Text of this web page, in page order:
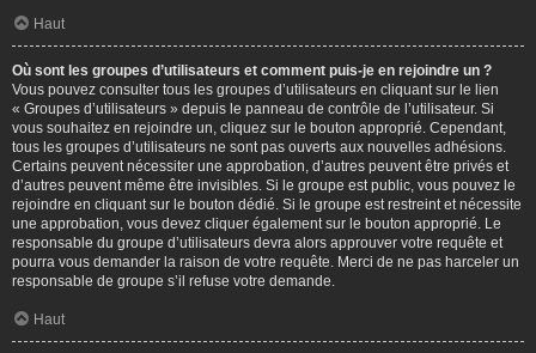
Haut
Où sont les groupes d’utilisateurs et comment puis-je en rejoindre un ?
Vous pouvez consulter tous les groupes d’utilisateurs en cliquant sur le lien
« Groupes d’utilisateurs » depuis le panneau de contrôle de l’utilisateur. Si
vous souhaitez en rejoindre un, cliquez sur le bouton approprié. Cependant,
tous les groupes d’utilisateurs ne sont pas ouverts aux nouvelles adhésions.
Certains peuvent nécessiter une approbation, d’autres peuvent être privés et
d’autres peuvent même être invisibles. Si le groupe est public, vous pouvez le
rejoindre en cliquant sur le bouton dédié. Si le groupe est restreint et nécessite
une approbation, vous devez cliquer également sur le bouton approprié. Le
responsable du groupe d’utilisateurs devra alors approuver votre requête et
pourra vous demander la raison de votre requête. Merci de ne pas harceler un
responsable de groupe s’il refuse votre demande.
Haut